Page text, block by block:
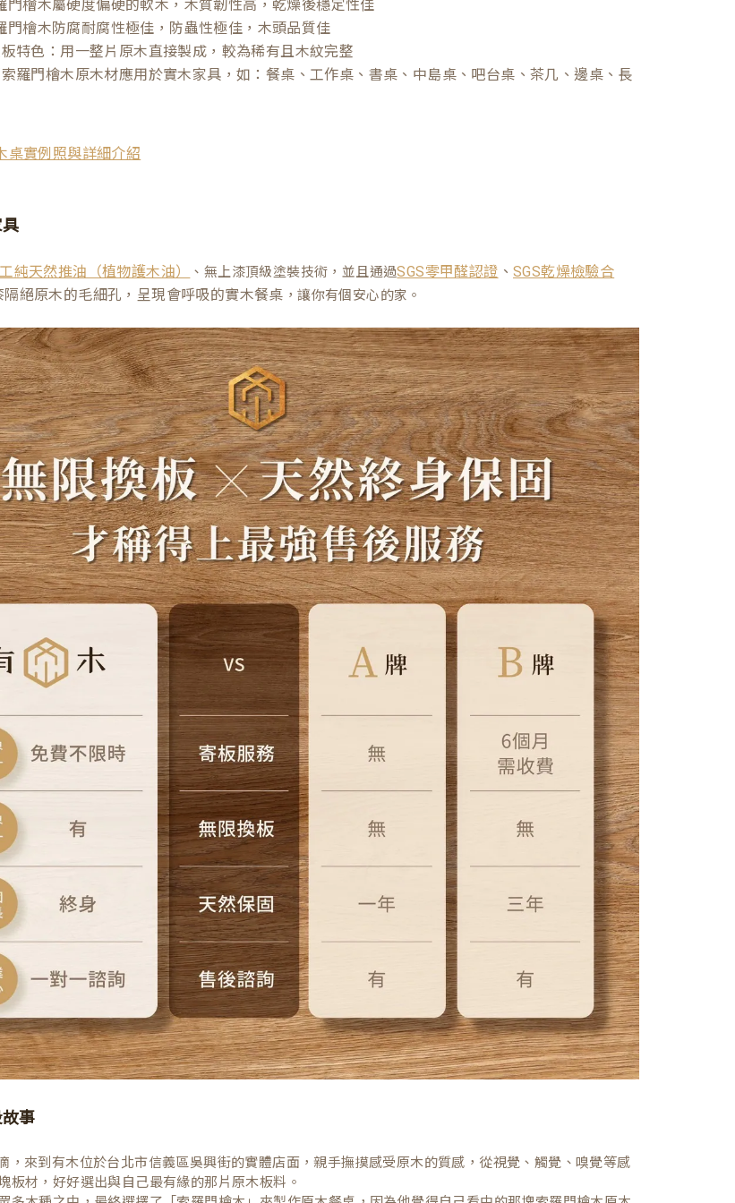
門檜木防腐耐腐性極佳，防蟲性極佳，木頭品質佳
特色：用一整片原木直接製成，較為稀有且木紋完整
羅門檜木原木材應用於實木家具，如：餐桌、工作桌、書桌、中島桌、吧台桌、茶几、邊桌、長
桌實例照與詳細介紹
純天然推油（植物護木油） 、無上漆頂級塗裝技術，並且通過SGS零甲醛認證 、SGS乾燥檢驗合
隔絕原木的毛細孔，呈現會呼吸的實木餐桌 ，讓你有個安心的家。
事
，來到有木位於台北市信義區吳興街的實體店面，親手撫摸感受原木的質感，從視覺、觸覺、嗅覺等感
板材，好好選出與自己最有緣的那片原木板料。